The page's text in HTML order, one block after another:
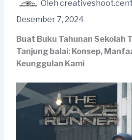
Oleh
Desember 7, 2024
Buat Buku Tahunan Sekolah
Tanjung balai: Konsep,
Keunggulan Kami